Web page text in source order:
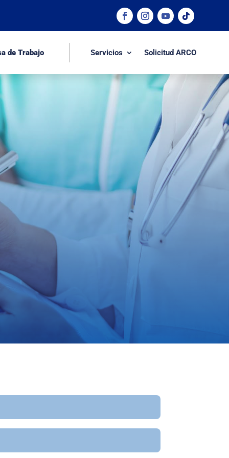
de Trabajo Servicios Solicitud ARCO